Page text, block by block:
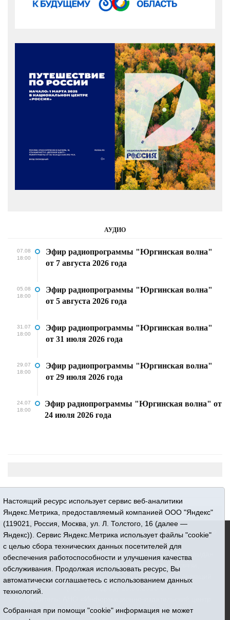
АУДИО
07.08
18:00
Эфир радиопрограммы "Юргинская волна"
от 7 августа 2026 года
05.08
18:00
Эфир радиопрограммы "Юргинская волна"
от 5 августа 2026 года
31.07
18:00
Эфир радиопрограммы "Юргинская волна"
от 31 июля 2026 года
29.07
18:00
Эфир радиопрограммы "Юргинская волна"
от 29 июля 2026 года
24.07
18:00
Эфир радиопрограммы "Юргинская волна" от
24 июля 2026 года
16+ © 2015-2026 Сетевое издание «Новости Юргинского
Регистрационный номер СМИ ЭЛ № ФС 77 - 66052 выдан
Федеральной службой по надзору в сфере связи,
«Призыв»
Настоящий ресурс использует сервис веб-аналитики
Яндекс.Метрика, предоставляемый компанией ООО "Яндекс"
(119021, Россия, Москва, ул. Л. Толстого, 16 (далее —
Яндекс)). Сервис Яндекс.Метрика использует файлы "cookie"
с целью сбора технических данных посетителей для
обеспечения работоспособности и улучшения качества
обслуживания. Продолжая использовать ресурс, Вы
автоматически соглашаетесь с использованием данных
технологий.
Собранная при помощи "cookie" информация не может